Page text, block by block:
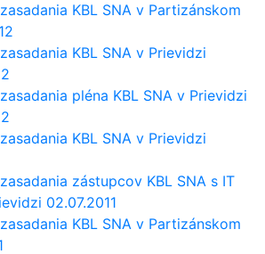
KBL SNA v Partizánskom
KBL SNA v Prievidzi
pléna KBL SNA v Prievidzi
KBL SNA v Prievidzi
zástupcov KBL SNA s IT
02.07.2011
KBL SNA v Partizánskom